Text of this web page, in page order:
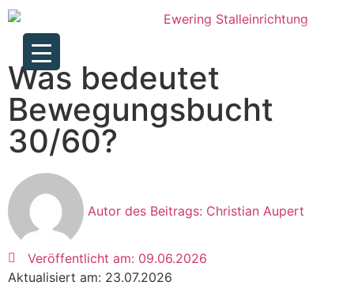
Was bedeutet
Bewegungsbucht
30/60?
Autor des Beitrags: Christian Aupert
Veröffentlicht am: 09.06.2026
Aktualisiert am: 23.07.2026